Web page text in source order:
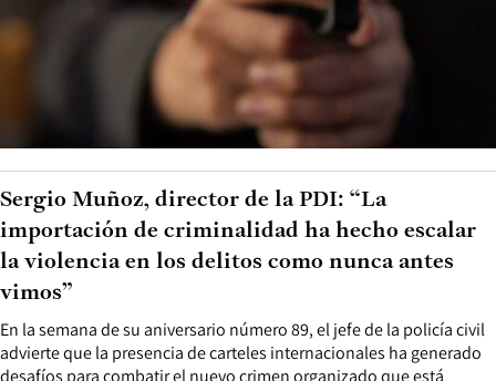
En la semana de su aniversario número 89, el jefe de la policía civil
advierte que la presencia de carteles internacionales ha generado
desafíos para combatir el nuevo crimen organizado que está
Sergio Muñoz, director de la PDI: “La
importación de criminalidad ha hecho escalar
la violencia en los delitos como nunca antes
vimos”